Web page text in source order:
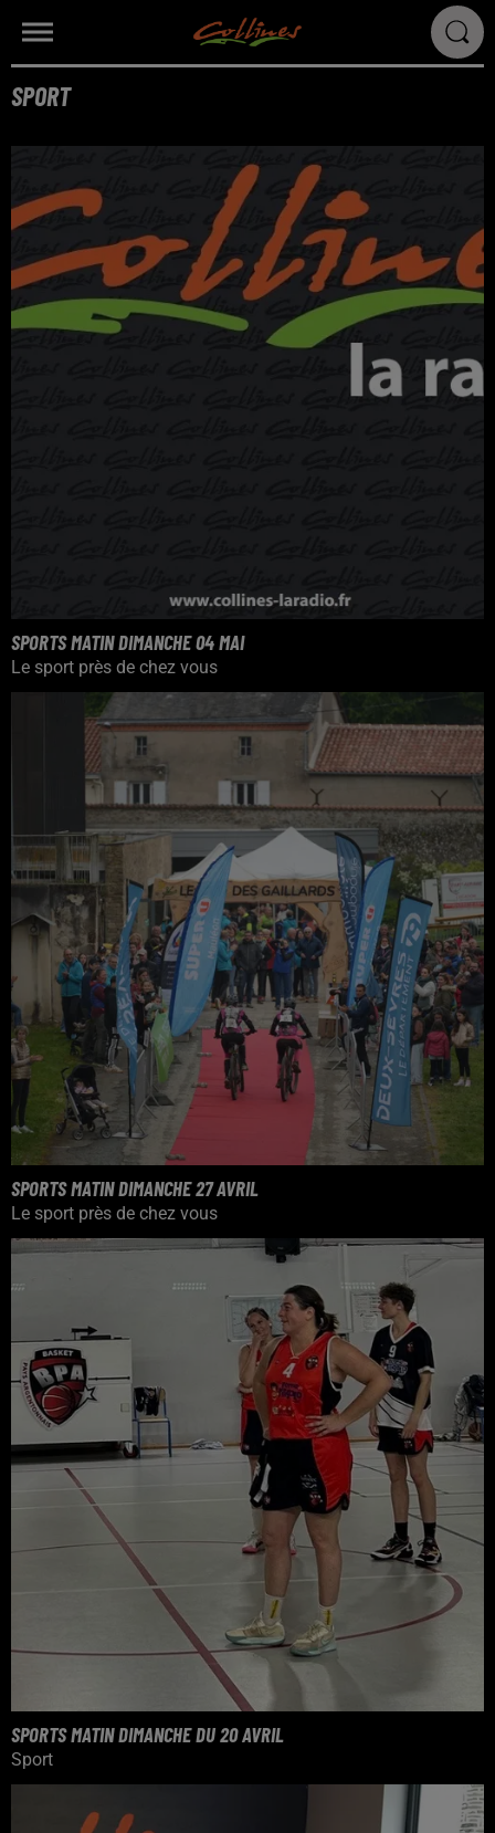
SPORT
SPORTS MATIN DIMANCHE 04 MAI
Le sport près de chez vous
SPORTS MATIN DIMANCHE 27 AVRIL
Le sport près de chez vous
SPORTS MATIN DIMANCHE DU 20 AVRIL
Sport